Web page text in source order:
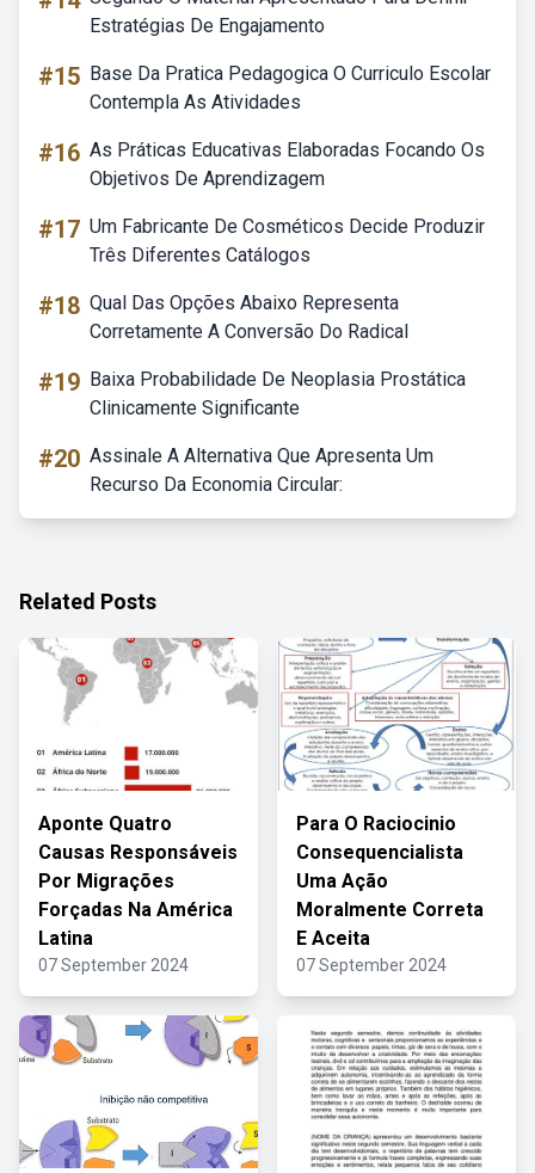
Estratégias De Engajamento
#15 Base Da Pratica Pedagogica O Curriculo Escolar
Contempla As Atividades
#16 As Práticas Educativas Elaboradas Focando Os
Objetivos De Aprendizagem
#17 Um Fabricante De Cosméticos Decide Produzir
Três Diferentes Catálogos
#18 Qual Das Opções Abaixo Representa
Corretamente A Conversão Do Radical
#19 Baixa Probabilidade De Neoplasia Prostática
Clinicamente Significante
#20 Assinale A Alternativa Que Apresenta Um
Recurso Da Economia Circular:
Related Posts
Aponte Quatro
Causas Responsáveis
Por Migrações
Forçadas Na América
Latina
07 September 2024
Para O Raciocinio
Consequencialista
Uma Ação
Moralmente Correta
E Aceita
07 September 2024